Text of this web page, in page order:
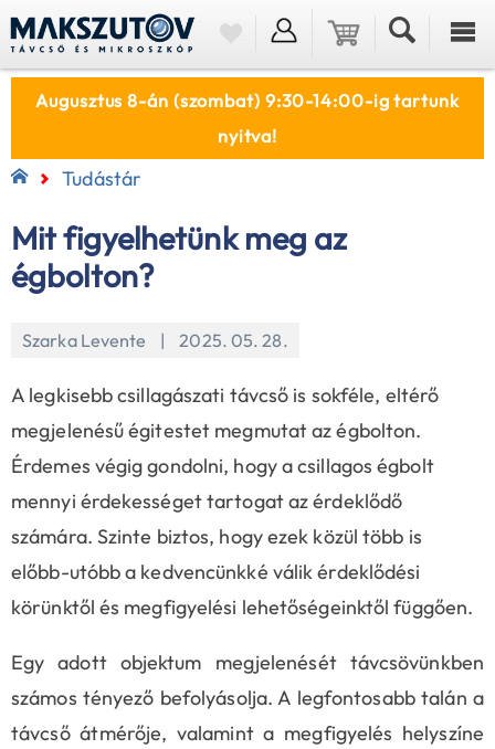
Augusztus 8-án (szombat) 9:30-14:00-ig tartunk
nyitva!
Tudástár
Mit figyelhetünk meg az
égbolton?
Szarka Levente | 2025. 05. 28.
A legkisebb csillagászati távcső is sokféle, eltérő
megjelenésű égitestet megmutat az égbolton.
Érdemes végig gondolni, hogy a csillagos égbolt
mennyi érdekességet tartogat az érdeklődő
számára. Szinte biztos, hogy ezek közül több is
előbb-utóbb a kedvencünkké válik érdeklődési
körünktől és megfigyelési lehetőségeinktől függően.
Egy adott objektum megjelenését távcsövünkben
számos tényező befolyásolja. A legfontosabb talán a
távcső átmérője, valamint a megfigyelés helyszíne